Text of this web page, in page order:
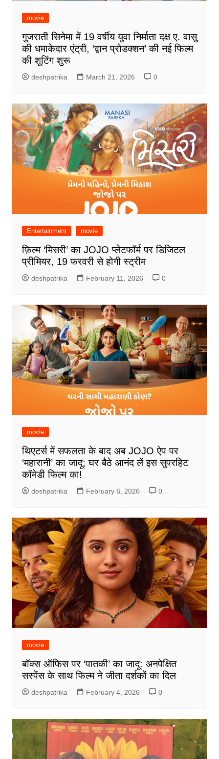
movie
गुजराती सिनेमा में 19 वर्षीय युवा निर्माता दक्ष ए. वासु
की धमाकेदार एंट्री, ‘द्वान प्रोडक्शन’ की नई फिल्म
की शूटिंग शुरू
deshpatrika March 21, 2026 0
Entertainment movie
फ़िल्म ‘मिसरी’ का JOJO प्लेटफॉर्म पर डिजिटल
प्रीमियर, 19 फरवरी से होगी स्ट्रीम
deshpatrika February 11, 2026 0
movie
थिएटर्स में सफलता के बाद अब JOJO ऐप पर
‘महारानी’ का जादू; घर बैठे आनंद लें इस सुपरहिट
कॉमेडी फिल्म का!
deshpatrika February 6, 2026 0
movie
बॉक्स ऑफिस पर ‘पातकी’ का जादू: अनपेक्षित
सस्पेंस के साथ फिल्म ने जीता दर्शकों का दिल
deshpatrika February 4, 2026 0